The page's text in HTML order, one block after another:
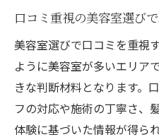
口コミ重視の美容室選び
美容室選びで口コミを重視
ように美容室が多いエリア
きな判断材料となります。
フの対応や施術の丁寧さ、
体験に基づいた情報が得ら